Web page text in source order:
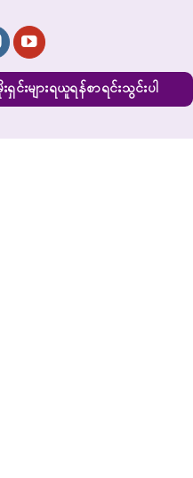
ရှင်းများရယူရန်စာရင်းသွင်းပါ